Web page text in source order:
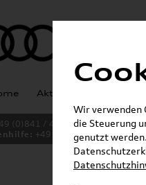
Aktuelles
(0)841 / 49 140
+49 (0)171 / 870 72 87
Wir verwenden
die Steuerung
genutzt